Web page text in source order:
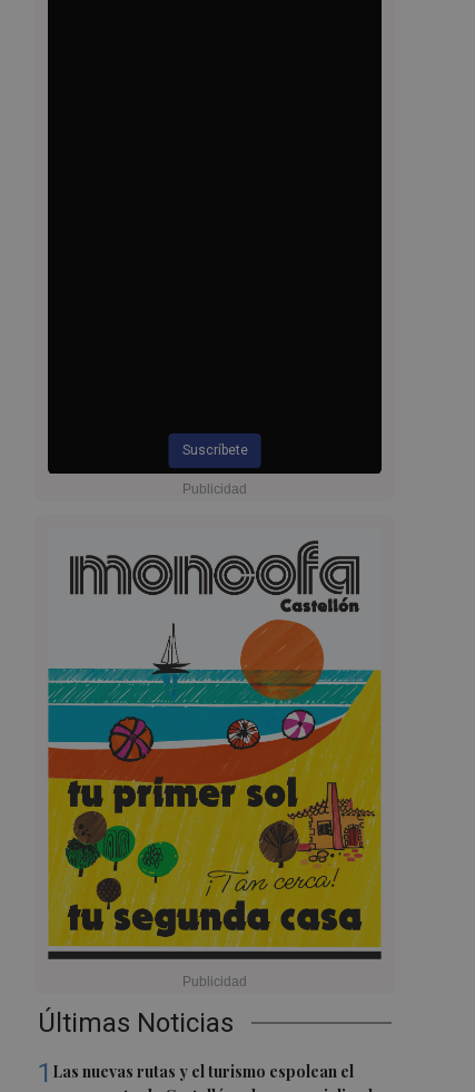
Suscríbete
Últimas Noticias
1 Las nuevas rutas y el turismo espolean el